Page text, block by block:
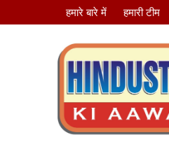
हमारे बारे में हमारी टीम